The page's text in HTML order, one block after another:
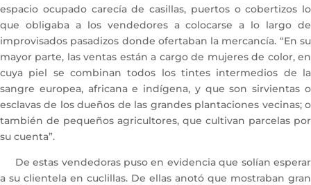
espacio ocupado carecía de casillas, puertos o cobertizos lo
que obligaba a los vendedores a colocarse a lo largo de
improvisados pasadizos donde ofertaban la mercancía. “En su
mayor parte, las ventas están a cargo de mujeres de color, en
cuya piel se combinan todos los tintes intermedios de la
sangre europea, africana e indígena, y que son sirvientas o
esclavas de los dueños de las grandes plantaciones vecinas; o
también de pequeños agricultores, que cultivan parcelas por
su cuenta”.
De estas vendedoras puso en evidencia que solían esperar
a su clientela en cuclillas. De ellas anotó que mostraban gran